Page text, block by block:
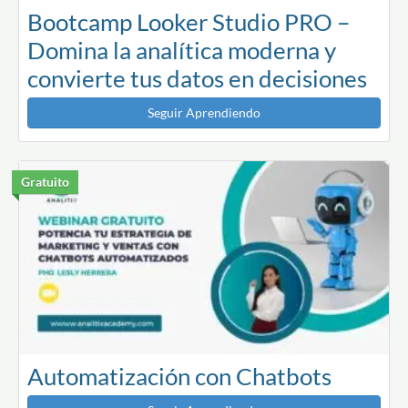
Bootcamp Looker Studio PRO –
Domina la analítica moderna y
convierte tus datos en decisiones
Seguir Aprendiendo
Gratuito
Automatización con Chatbots